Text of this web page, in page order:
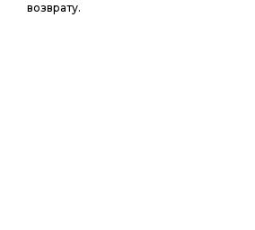
возврату.